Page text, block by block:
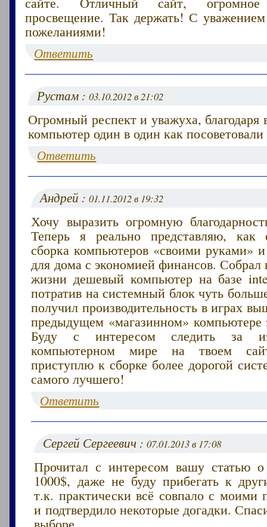
просвещение. Так держать! С
пожеланиями!
Ответить
Рустам :03.10.2012 в 21:02
Огромный респект и уважуха, благодаря
компьютер один в один как
Ответить
Андрей :01.11.2012 в 19:32
Хочу выразить огромную
Теперь я реально представляю, как
сборка компьютеров «своими руками»
для дома с экономией финансов. Собрал
жизни дешевый компьютер на базе
потратив на системный блок чуть
получил производительность в играх
предыдущем «магазинном»
Буду с интересом следить за
компьютерном мире на твоем
приступлю к сборке более дорогой
самого лучшего!
Ответить
Сергей Сергеевич :07.01.2013 в 17:08
Прочитал с интересом вашу статью
1000$, даже не буду прибегать к
т.к. практически всё совпало с моими
и подтвердило некоторые догадки.